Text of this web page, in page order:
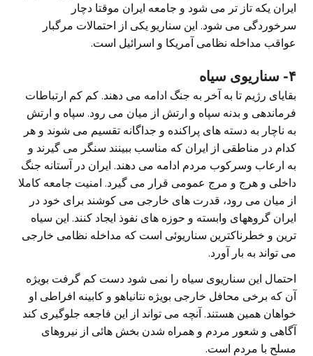
ایران یکه تاز تر می شود و جامعه ایران موقتا دچار
سرخوردگی می شود. این سناریو یکی از احتمالات مرگبار
عواقب مداخله نظامی آمریکا و اسرائیل است.
۴- سناریوی سیاه
بقایای رژیم تا به آخر به جنگ ادامه می دهند. کم کم ارتباطات
فرماندهی و بدنه سپاه و ارتش از میان می رود. سپاه و ارتش
به ناچار به دسته های پراکنده و جداگانه تقسیم می شوند و هر
کدام در مناطقی از ایران که مناسب ببینند سنگر می گیرند و
به ارعاب وسرکوب مردم ادامه می دهند. ایران در آستانه جنگ
داخلی و هرج و مرج عمومی قرار می گیرد. امنیت جامعه کاملا
از میان می رود، قدرت های خارجی می کوشند برای خود در
ایران گروههای وابسته و حوزه های نفوذ ایجاد کنند. این سیاه
ترین و خطرناکترین سناریوئی است که مداخله نظامی خارجی
می تواند به بار آورد.
احتمال این سناریوی سیاه را نمی شود دست کم گرفت بویژه
آن که برخی محافل خارجی بویژه نتانیاهو و کابینه افراطی او
خواهان همین هستند. آنچه می تواند از این فاجعه جلوگیری کند
آگاهی و شعور مردم و همراه شدن بخش هائی از نیروهای
مسلح با مردم است.